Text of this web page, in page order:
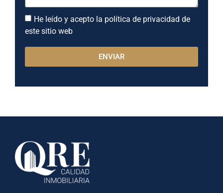
He leído y acepto la política de privacidad de
este sitio web
ENVIAR